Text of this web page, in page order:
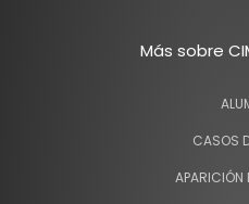
Más sobre
CASOS
APARICIÓN